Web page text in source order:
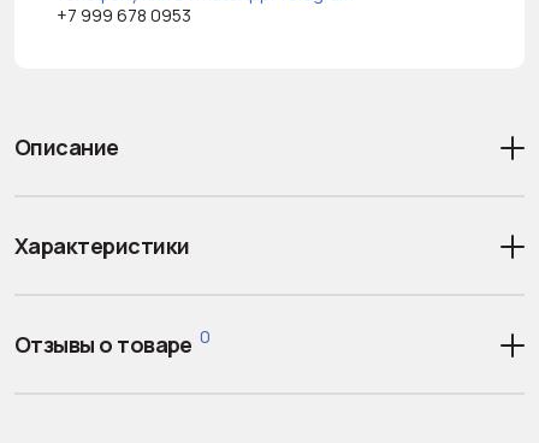
+7 999 678 0953
Описание
Характеристики
Отзывы о товаре 0